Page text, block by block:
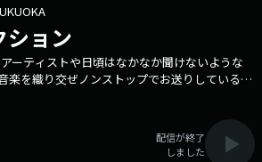
ション
ーティストや日頃はなかなか聞けないような
楽を織り交ぜノンストップでお送りしている音
イト：
?program_id=30
配信が終了
しました